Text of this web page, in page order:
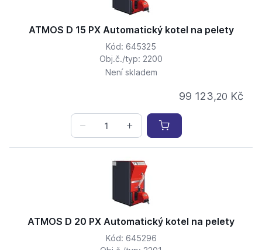
ATMOS D 15 PX Automatický kotel na pelety
Kód: 645325
Obj.č./typ: 2200
Není skladem
99 123,20 Kč
ATMOS D 20 PX Automatický kotel na pelety
Kód: 645296